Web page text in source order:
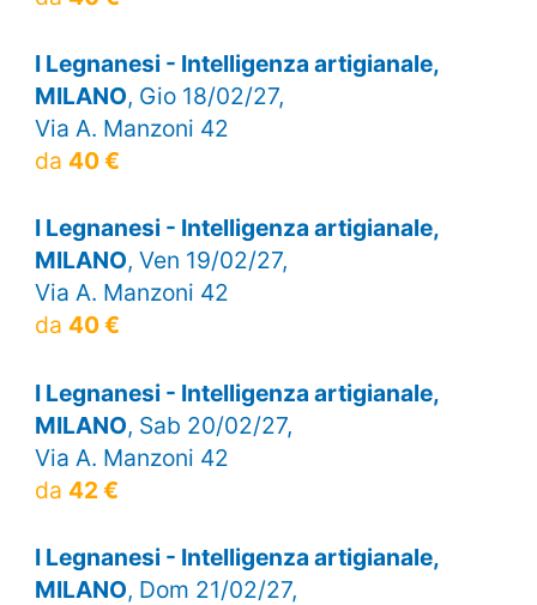
I Legnanesi - Intelligenza artigianale,
MILANO, Gio 18/02/27,
Via A. Manzoni 42
da 40 €
I Legnanesi - Intelligenza artigianale,
MILANO, Ven 19/02/27,
Via A. Manzoni 42
da 40 €
I Legnanesi - Intelligenza artigianale,
MILANO, Sab 20/02/27,
Via A. Manzoni 42
da 42 €
I Legnanesi - Intelligenza artigianale,
MILANO, Dom 21/02/27,